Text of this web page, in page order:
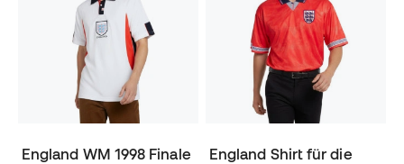
England WM 1998 Finale
England Shirt für die